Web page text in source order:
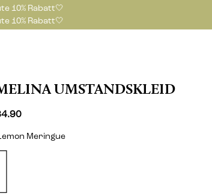
10% Rabatt🤍
10% Rabatt🤍
UMSTANDSKLEID
Meringue